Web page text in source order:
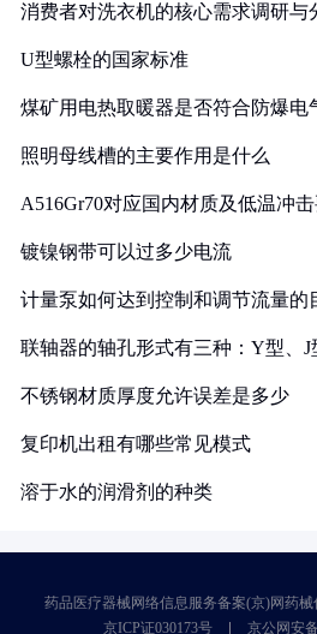
消费者对洗衣机的核心需求调研与
U型螺栓的国家标准
煤矿用电热取暖器是否符合防爆电
照明母线槽的主要作用是什么
A516Gr70对应国内材质及低温冲
镀镍钢带可以过多少电流
计量泵如何达到控制和调节流量的
联轴器的轴孔形式有三种：Y型、J
不锈钢材质厚度允许误差是多少
复印机出租有哪些常见模式
溶于水的润滑剂的种类
药品医疗器械网络信息服务备案(京)网药械
京ICP证030173号
京公网安